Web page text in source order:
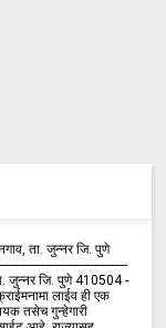
ता. जुन्नर जि. पुणे
ता. जुन्नर जि. पुणे 410504 -
लाईव ही एक
तसेच गुन्हेगारी